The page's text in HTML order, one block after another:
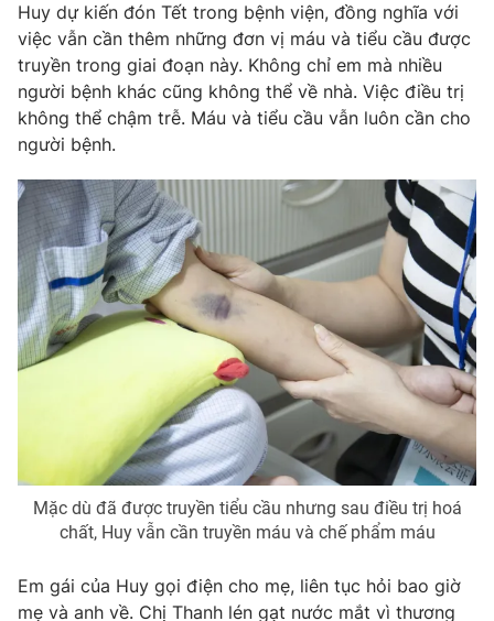
Tổng Biên tập:Vũ Thanh Thủy
Phó Tổng Biên tập:
Nguyễn Thị Mỹ Hạnh, Phạm Quốc Thắng,
Nguyễn Trọng Ninh
Tổng đài VTV: 024.38 355 931 - 024.38 355 932
Ðiện thoại Thời báo VTV:
Liên hệ quảng cáo:024-7300.7108
® Cấm sao chép dưới mọi hình thức nếu không có sự chấp
thuận bằng văn bản. Ghi rõ nguồn VTV.vn khi phát hành lại
Huy dự kiến đón Tết trong bệnh viện, đồng nghĩa với
việc vẫn cần thêm những đơn vị máu và tiểu cầu được
truyền trong giai đoạn này. Không chỉ em mà nhiều
người bệnh khác cũng không thể về nhà. Việc điều trị
không thể chậm trễ. Máu và tiểu cầu vẫn luôn cần cho
người bệnh.
Mặc dù đã được truyền tiểu cầu nhưng sau điều trị hoá
chất, Huy vẫn cần truyền máu và chế phẩm máu
Em gái của Huy gọi điện cho mẹ, liên tục hỏi bao giờ
mẹ và anh về. Chị Thanh lén gạt nước mắt vì thương